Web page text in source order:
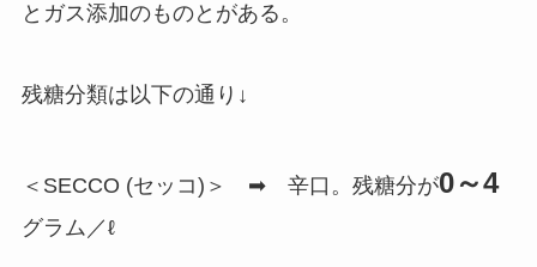
とガス添加のものとがある。
残糖分類は以下の通り↓
＜SECCO (セッコ)＞ ➡ 辛口。残糖分が0～4
グラム／ℓ